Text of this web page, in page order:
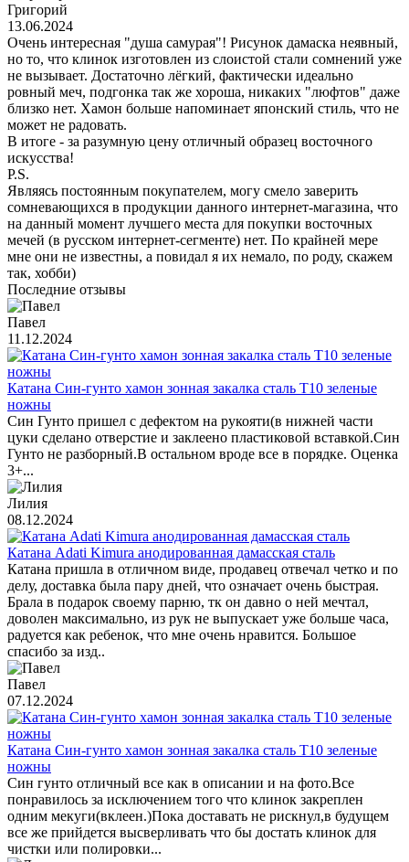
Григорий
13.06.2024
Очень интересная "душа самурая"! Рисунок дамаска неявный,
но то, что клинок изготовлен из слоистой стали сомнений уже
не вызывает. Достаточно лёгкий, фактически идеально
ровный меч, подгонка так же хороша, никаких "люфтов" даже
близко нет. Хамон больше напоминает японский стиль, что не
может не радовать.
В итоге - за разумную цену отличный образец восточного
искусства!
P.S.
Являясь постоянным покупателем, могу смело заверить
сомневающихся в продукции данного интернет-магазина, что
на данный момент лучшего места для покупки восточных
мечей (в русском интернет-сегменте) нет. По крайней мере
мне они не известны, а повидал я их немало, по роду, скажем
так, хобби)
Последние отзывы
Павел
11.12.2024
Катана Син-гунто хамон зонная закалка сталь T10 зеленые
ножны
Син Гунто пришел с дефектом на рукояти(в нижней части
цуки сделано отверстие и заклеено пластиковой вставкой.Син
Гунто не разборный.В остальном вроде все в порядке. Оценка
3+...
Лилия
08.12.2024
Катана Adati Kimura анодированная дамасская сталь
Катана пришла в отличном виде, продавец отвечал четко и по
делу, доставка была пару дней, что означает очень быстрая.
Брала в подарок своему парню, тк он давно о ней мечтал,
доволен максимально, из рук не выпускает уже больше часа,
радуется как ребенок, что мне очень нравится. Большое
спасибо за изд..
Павел
07.12.2024
Катана Син-гунто хамон зонная закалка сталь T10 зеленые
ножны
Син гунто отличный все как в описании и на фото.Все
понравилось за исключением того что клинок закреплен
одним мекуги(вклеен.)Пока доставать не рискнул,в будущем
все же прийдется высверливать что бы достать клинок для
чистки или полировки...